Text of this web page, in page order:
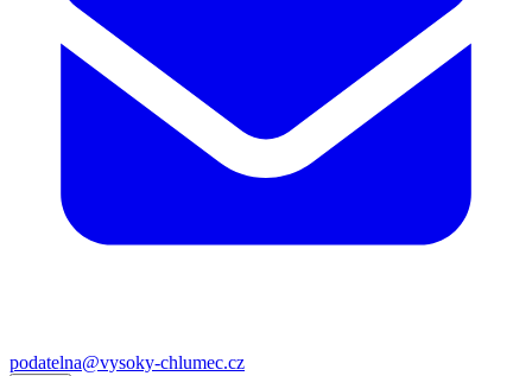
podatelna@vysoky-chlumec.cz